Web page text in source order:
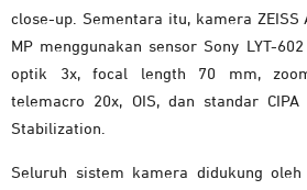
close-up. Sementara itu, kamera ZEISS
MP menggunakan sensor Sony LYT-
optik 3x, focal length 70 mm,
telemacro 20x, OIS, dan standar
Stabilization.
Seluruh sistem kamera didukung